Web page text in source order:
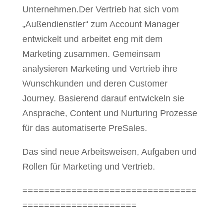
Unternehmen.Der Vertrieb hat sich vom
„Außendienstler“ zum Account Manager
entwickelt und arbeitet eng mit dem
Marketing zusammen. Gemeinsam
analysieren Marketing und Vertrieb ihre
Wunschkunden und deren Customer
Journey. Basierend darauf entwickeln sie
Ansprache, Content und Nurturing Prozesse
für das automatiserte PreSales.
Das sind neue Arbeitsweisen, Aufgaben und
Rollen für Marketing und Vertrieb.
================================
=====================